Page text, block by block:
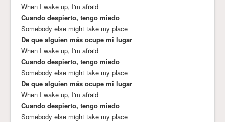
When I wake up, I'm afraid
Cuando despierto, tengo miedo
Somebody else might take my place
De que alguien más ocupe mi lugar
When I wake up, I'm afraid
Cuando despierto, tengo miedo
Somebody else might take my place
De que alguien más ocupe mi lugar
When I wake up, I'm afraid
Cuando despierto, tengo miedo
Somebody else might take my place